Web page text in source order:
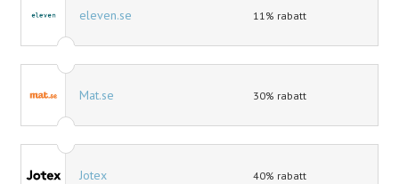
eleven.se 11% rabatt
Mat.se 30% rabatt
Jotex 40% rabatt